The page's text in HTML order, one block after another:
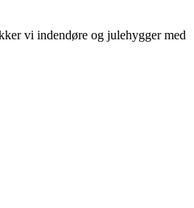
vi indendøre og julehygger med